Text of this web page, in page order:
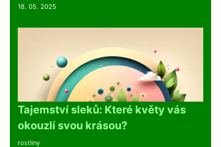
18. 05. 2025
Tajemství sleků: Které květy vás
okouzlí svou krásou?
rostliny